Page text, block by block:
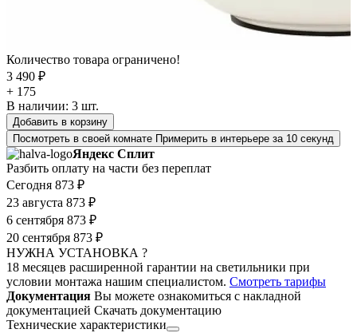
Количество товара ограничено!
3 490 ₽
+ 175
В наличии: 3 шт.
Добавить в корзину
Посмотреть в своей комнате Примерить в интерьере за 10 секунд
Яндекс Сплит
Разбить оплату на части без переплат
Сегодня 873 ₽
23 августа 873 ₽
6 сентября 873 ₽
20 сентября 873 ₽
НУЖНА УСТАНОВКА ?
18 месяцев расширенной гарантии на светильники при
условии монтажа нашим специалистом. Смотреть тарифы
Документация Вы можете ознакомиться с накладной
документацией Скачать документацию
Технические характеристики